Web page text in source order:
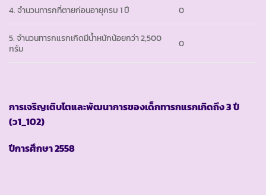
4. จำนวนทารกที่ตายก่อนอายุครบ 1 ปี 0
5. จำนวนทารกแรกเกิดมีน้ำหนักน้อยกว่า 2,500
กรัม
0
การเจริญเติบโตและพัฒนาการของเด็กทารกแรกเกิดถึง3 ปี
(ว1_102)
ปีการศึกษา2558